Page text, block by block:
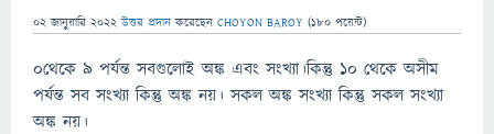
02 জানুয়ারি 2022 উত্তর প্রদান করেছেন CHOYON BAROY (180 পয়েন্ট)
০থেকে ৯ পর্যন্ত সবগুলোই অঙ্ক এবং সংখ্যা।কিন্তু ১০ থেকে অসীম
পর্যন্ত সব সংখ্যা কিন্তু অঙ্ক নয়। সকল অঙ্ক সংখ্যা কিন্তু সকল সংখ্যা
অঙ্ক নয়।